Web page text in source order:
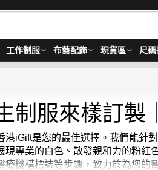
工作制服 布藝配飾 現貨區 尺
制服來樣訂製
iGift是您的最佳選擇。我們能針
專業的白色、散發親和力的粉
機構標誌等步驟，致力於為您的